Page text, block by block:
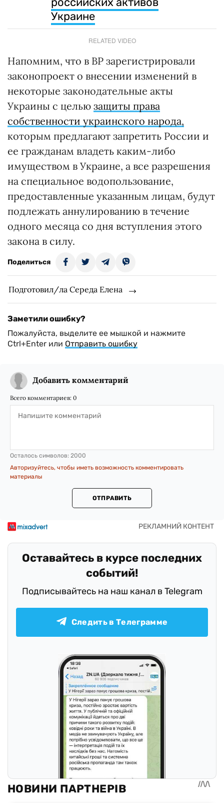
Украине
RELATED VIDEO
Напомним, что в ВР зарегистрировали
законопроект о внесении изменений в
некоторые законодательные акты
Украины с целью защиты права
собственности украинского народа,
которым предлагают запретить России и
ее гражданам владеть каким-либо
имуществом в Украине, а все разрешения
на специальное водопользование,
предоставленные указанным лицам, будут
подлежать аннулированию в течение
одного месяца со дня вступления этого
закона в силу.
Поделиться
Подготовил/ла Середа Елена
Заметили ошибку?
Пожалуйста, выделите ее мышкой и нажмите
Ctrl+Enter или Отправить ошибку
Добавить комментарий
Всего комментариев: 0
Осталось символов: 2000
Авторизуйтесь, чтобы иметь возможность комментировать
материалы
ОТПРАВИТЬ
Оставайтесь в курсе последних
событий!
Подписывайтесь на наш канал в Telegram
Следить в Телеграмме